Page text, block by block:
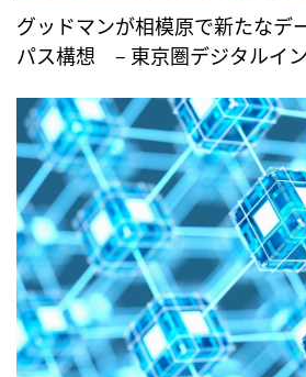
グッドマンが相模原で新たなデ
パス構想 – 東京圏デジタルイ